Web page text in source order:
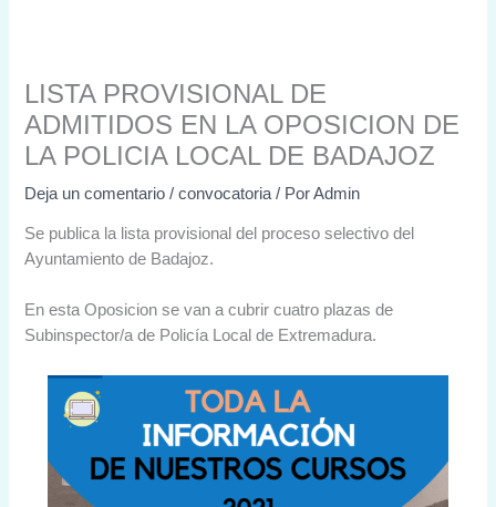
LISTA PROVISIONAL DE
ADMITIDOS EN LA OPOSICION DE
LA POLICIA LOCAL DE BADAJOZ
Deja un comentario /convocatoria / PorAdmin
Se publica la lista provisional del proceso selectivo del
Ayuntamiento de Badajoz.
En esta Oposicion se van a cubrir cuatro plazas de
Subinspector/a de Policía Local de Extremadura.